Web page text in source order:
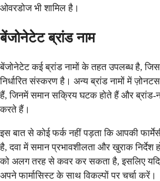
ओवरडोज भी शामिल है।
बेंजोनेटेट ब्रांड नाम
बेंजोनेटेट कई ब्रांड नामों के तहत उपलब्ध है,
निर्धारित संस्करण है। अन्य ब्रांड नामों में
हैं, जिनमें समान सक्रिय घटक होते हैं और ब्रांड-
करते हैं।
इस बात से कोई फर्क नहीं पड़ता कि आपकी
है, दवा में समान प्रभावशीलता और खुराक निर्देश
को अलग तरह से कवर कर सकता है, इसलिए यदि
अपने फार्मासिस्ट के साथ विकल्पों पर चर्चा करें।